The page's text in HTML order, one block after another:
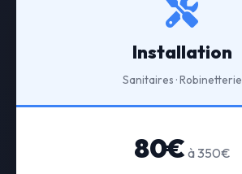
Installation
Sanitaires · Robinetterie
80€ à 350€